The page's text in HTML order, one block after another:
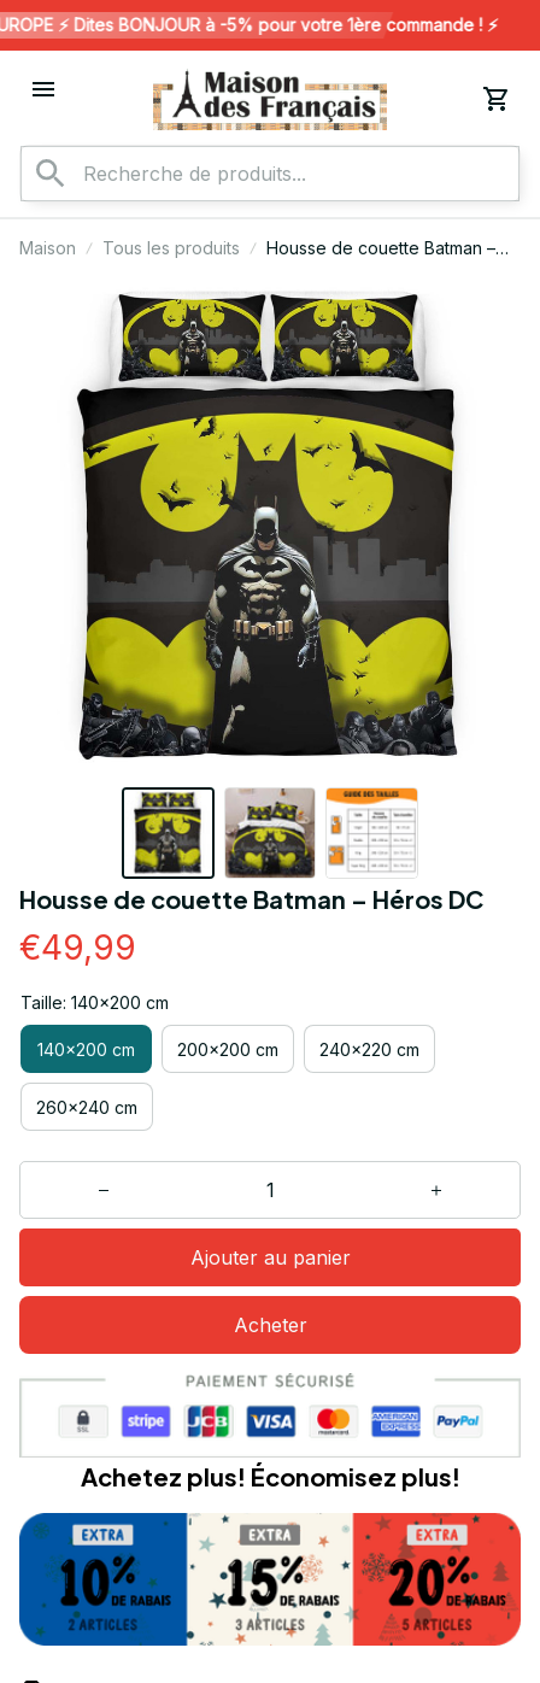
⚡️ Dites BONJOUR à -5% pour votre 1ère commande ! ⚡️
Maison Tous les produits
Housse de couette Batman –
Housse de couette Batman – Héros DC
€49,99
Taille: 140x200 cm
140x200 cm 200x200 cm 240x220 cm
260x240 cm
Ajouter au panier
Acheter
Achetez plus! Économisez plus!